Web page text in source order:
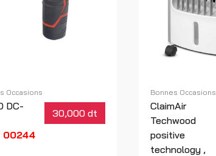
Occasions
DC-
30,000 dt
00244
Bonnes Occasions
ClaimAir
Techwood
positive
technology ,